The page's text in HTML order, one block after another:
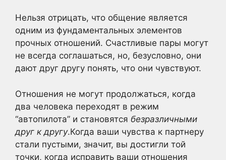
Нельзя отрицать, что общение является
одним из фундаментальных элементов
прочных отношений. Счастливые пары могут
не всегда соглашаться, но, безусловно, они
дают друг другу понять, что они чувствуют.
Отношения не могут продолжаться, когда
два человека переходят в режим
“автопилота” и становятся безразличными
друг к другу.Когда ваши чувства к партнеру
стали пустыми, значит, вы достигли той
точки, когда исправить ваши отношения